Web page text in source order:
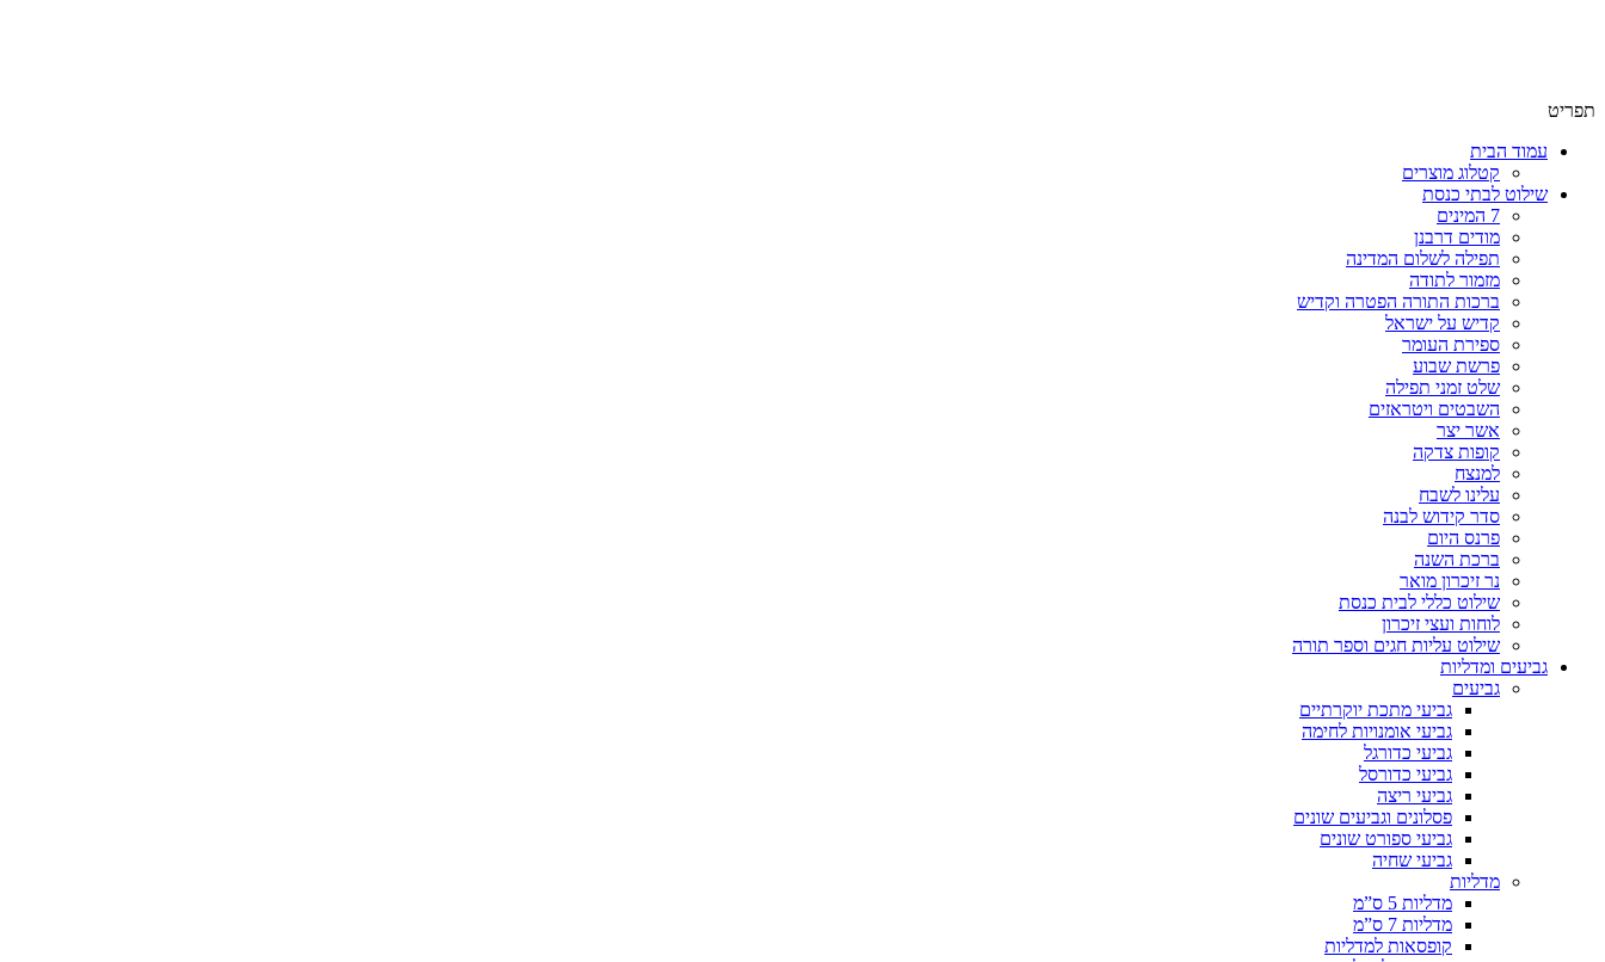
תפריט
עמוד הבית
קטלוג מוצרים
שילוט לבתי כנסת
7 המינים
מודים דרבנן
תפילה לשלום המדינה
מזמור לתודה
ברכות התורה הפטרה וקדיש
קדיש על ישראל
ספירת העומר
פרשת שבוע
שלט זמני תפילה
השבטים ויטראזים
אשר יצר
קופות צדקה
למנצח
עלינו לשבח
סדר קידוש לבנה
פרנס היום
ברכת השנה
נר זיכרון מואר
שילוט כללי לבית כנסת
לוחות ועצי זיכרון
שילוט עליות חגים וספר תורה
גביעים ומדליות
גביעים
גביעי מתכת יוקרתיים
גביעי אומנויות לחימה
גביעי כדורגל
גביעי כדורסל
גביעי ריצה
פסלונים וגביעים שונים
גביעי ספורט שונים
גביעי שחיה
מדליות
מדליות 5 ס”מ
מדליות 7 ס”מ
קופסאות למדליות